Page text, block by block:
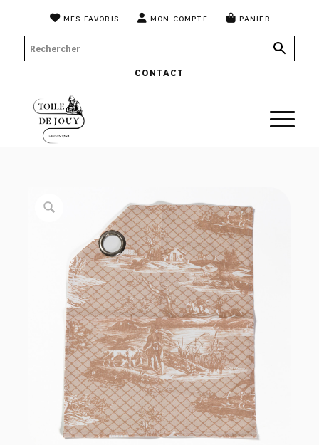
MES FAVORIS MON COMPTE PANIER
CONTACT